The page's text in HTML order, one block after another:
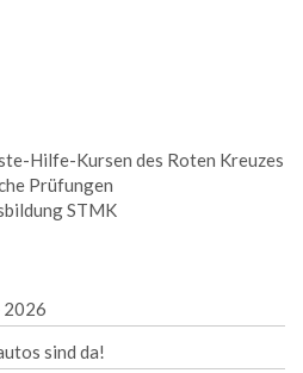
Hilfe-Kursen des Roten Kreuzes
Prüfungen
STMK
2026
sind da!